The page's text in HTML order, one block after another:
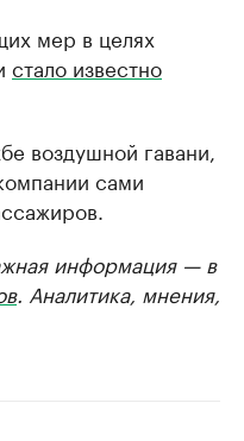
мер в целях
стало известно
воздушной гавани,
сами
информация — в
. Аналитика, мнения,